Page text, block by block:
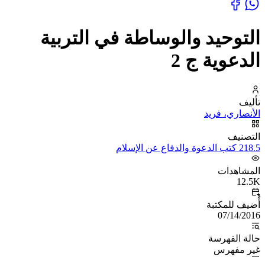
التوحيد والوساطة في التربية
الدعوية ج 2
تأليف
الأنصاري، فريد
التصنيف
218.5 كتب الدعوة والدفاع عن الإسلام
المشاهدات
12.5K
أُضيف للمكتبة
07/14/2016
حالة الفهرسة
غير مفهرس